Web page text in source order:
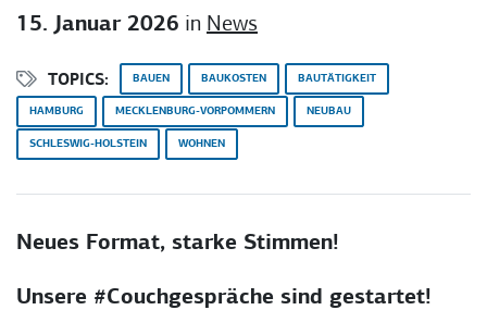
15. Januar 2026 in News
TOPICS: BAUEN BAUKOSTEN BAUTÄTIGKEIT
HAMBURG MECKLENBURG-VORPOMMERN NEUBAU
SCHLESWIG-HOLSTEIN WOHNEN
Neues Format, starke Stimmen!
Unsere #Couchgespräche sind gestartet!